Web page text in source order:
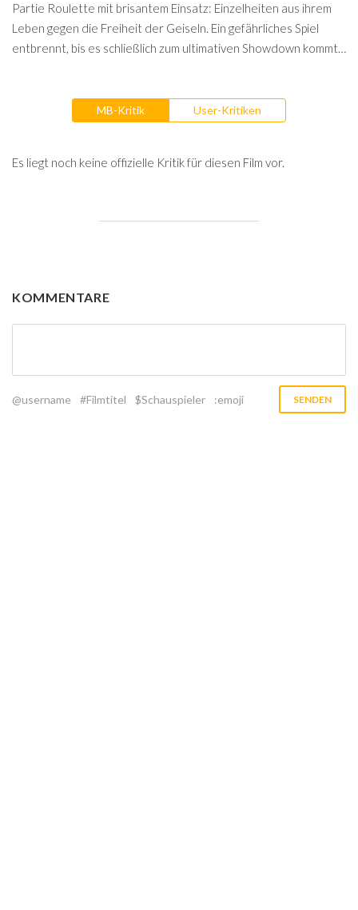
Partie Roulette mit brisantem Einsatz: Einzelheiten aus ihrem
Leben gegen die Freiheit der Geiseln. Ein gefährliches Spiel
entbrennt, bis es schließlich zum ultimativen Showdown kommt…
MB-Kritik User-Kritiken
Es liegt noch keine offizielle Kritik für diesen Film vor.
KOMMENTARE
@username #Filmtitel $Schauspieler :emoji